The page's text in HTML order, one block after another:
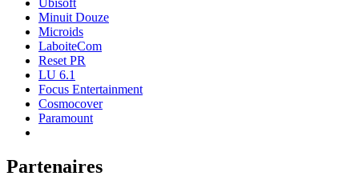
Ubisoft
Minuit Douze
Microids
LaboiteCom
Reset PR
LU 6.1
Focus Entertainment
Cosmocover
Paramount
Partenaires